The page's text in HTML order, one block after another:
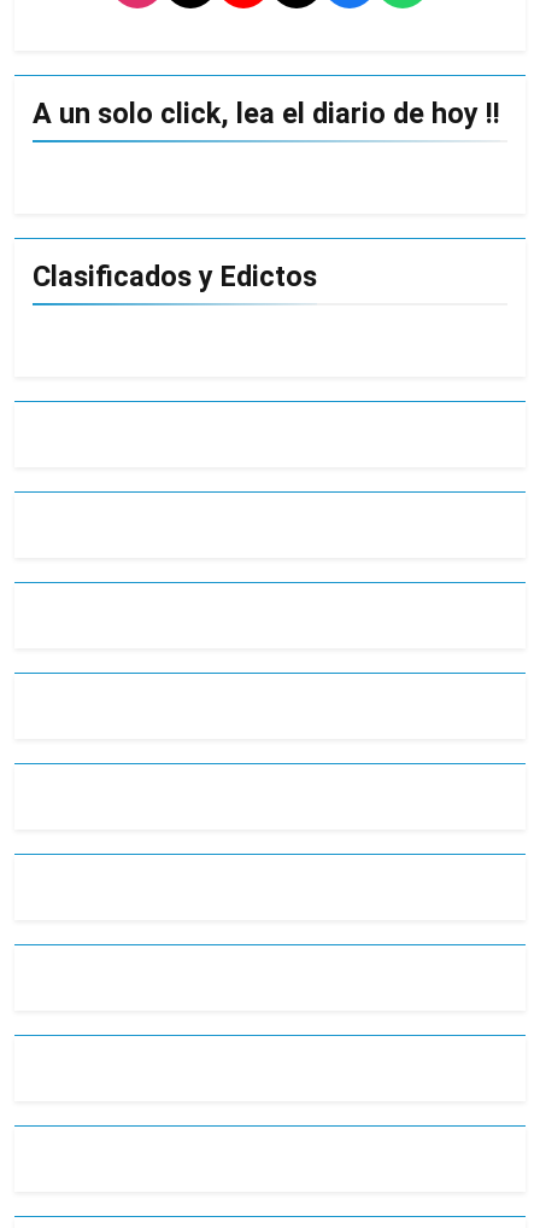
A un solo click, lea el diario de hoy !!
Clasificados y Edictos